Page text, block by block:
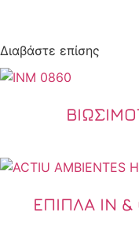
Διαβάστε επίσης
ΈΠΙΠΛΑ ΙN &